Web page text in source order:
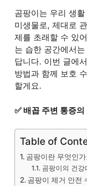
곰팡이는 우리 생
미생물로, 제대로
제를 초래할 수 있
는 습한 공간에서
답니다. 이번 글에
방법과 함께 보호
할게요.
✅ 배꼽 주변 통증
Table of
곰팡이란 무엇인
곰팡이의 건강
곰팡이 제거 안전